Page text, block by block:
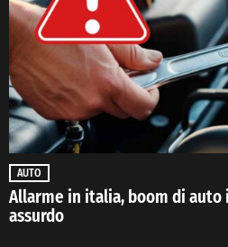
AUTO
Allarme in italia, boom di auto
assurdo